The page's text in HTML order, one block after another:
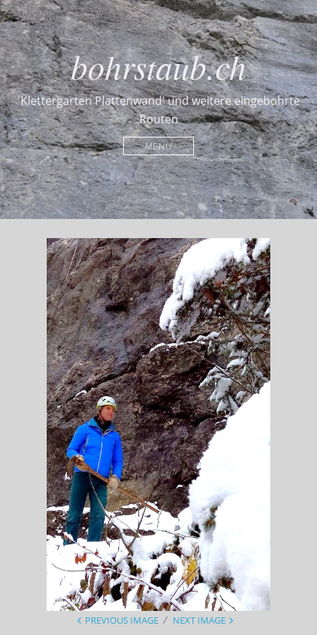
bohrstaub.ch
'Klettergarten Plattenwand' und weitere eingebohrte
Routen
MENU
PREVIOUS IMAGE NEXT IMAGE